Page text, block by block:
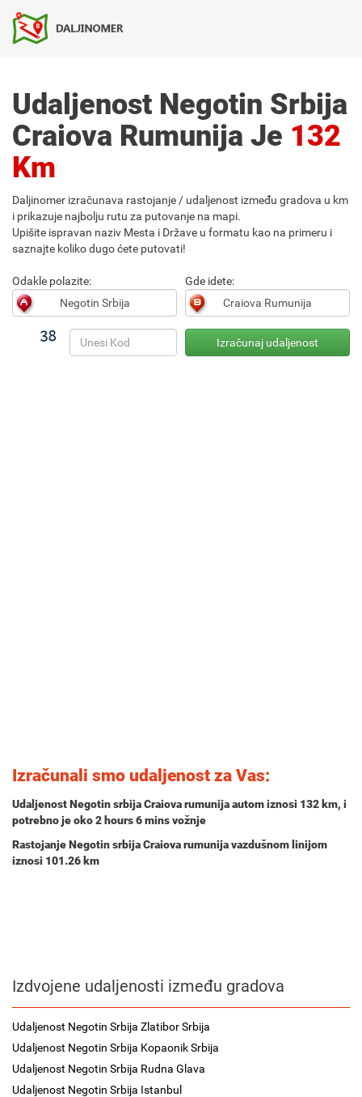
Udaljenost Negotin Srbija
Craiova Rumunija Je 132
Km
Daljinomer izračunava rastojanje / udaljenost između gradova u km
i prikazuje najbolju rutu za putovanje na mapi.
Upišite ispravan naziv Mesta i Države u formatu kao na primeru i
saznajte koliko dugo ćete putovati!
Odakle polazite: Gde idete:
Izračunali smo udaljenost za Vas:
Udaljenost Negotin srbija Craiova rumunija autom iznosi 132 km, i
potrebno je oko2 hours 6 minsvožnje
Rastojanje Negotin srbija Craiova rumunija vazdušnom linijom
iznosi 101.26 km
Izdvojene udaljenosti između gradova
Udaljenost Negotin Srbija Zlatibor Srbija
Udaljenost Negotin Srbija Kopaonik Srbija
Udaljenost Negotin Srbija Rudna Glava
Udaljenost Negotin Srbija Istanbul